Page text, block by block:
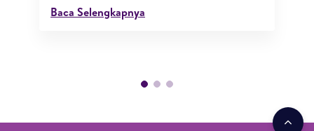
Baca Selengkapnya